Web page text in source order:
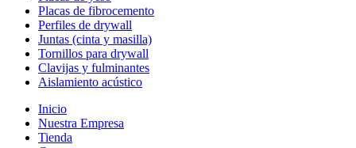
Placas de fibrocemento
Perfiles de drywall
Juntas (cinta y masilla)
Tornillos para drywall
Clavijas y fulminantes
Aislamiento acústico
Inicio
Nuestra Empresa
Tienda